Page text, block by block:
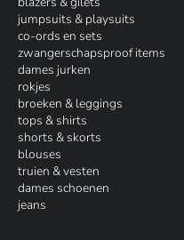
jumpsuits & playsuits
co-ords en sets
zwangerschapsproof items
dames jurken
rokjes
broeken & leggings
tops & shirts
shorts & skorts
blouses
truien & vesten
dames schoenen
jeans